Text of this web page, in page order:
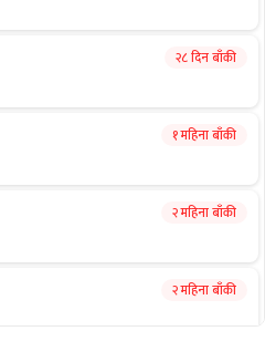
२८ दिन बाँकी
१ महिना बाँकी
२ महिना बाँकी
२ महिना बाँकी